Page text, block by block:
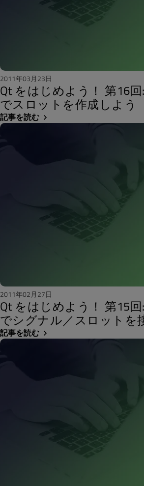
2011年03月23日
Qt をはじめよう！ 第16
でスロットを作成しよう
記事を読む
2011年02月27日
Qt をはじめよう！ 第15
でシグナル／スロットを
記事を読む